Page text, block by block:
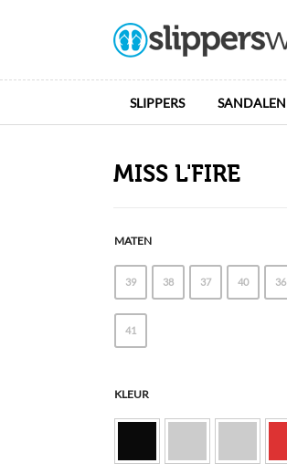
SLIPPERS SANDALEN
MISS L'FIRE
MATEN
39 38 37 40 36
41
KLEUR